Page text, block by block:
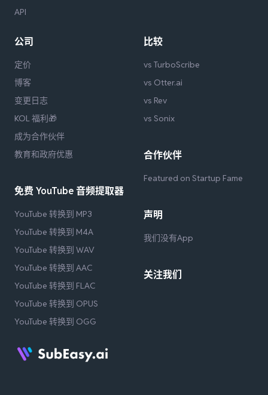
API
公司
定价
博客
变更日志
KOL 福利🎁
成为合作伙伴
教育和政府优惠
免费 YouTube 音频提取器
YouTube 转换到 MP3
YouTube 转换到 M4A
YouTube 转换到 WAV
YouTube 转换到 AAC
YouTube 转换到 FLAC
YouTube 转换到 OPUS
YouTube 转换到 OGG
比较
vs TurboScribe
vs Otter.ai
vs Rev
vs Sonix
合作伙伴
Featured on Startup Fame
声明
我们没有App
关注我们